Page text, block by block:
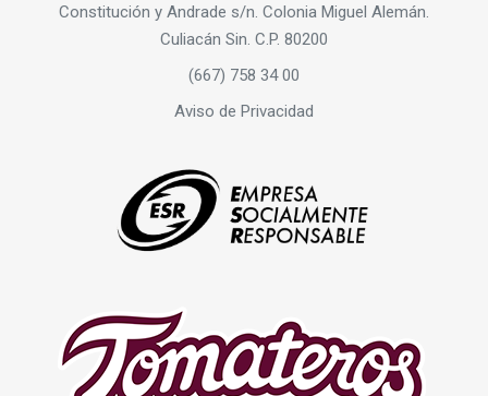
Constitución y Andrade s/n. Colonia Miguel Alemán.
Culiacán Sin. C.P. 80200
(667) 758 34 00
Aviso de Privacidad